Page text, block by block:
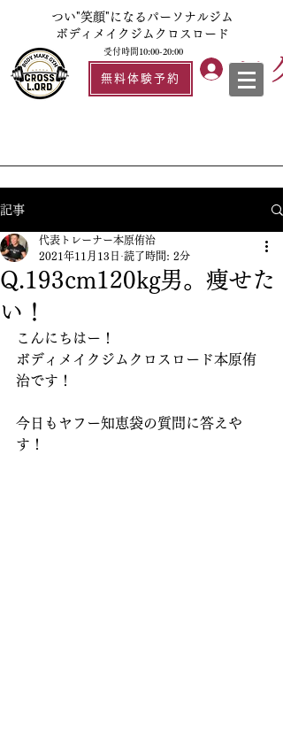
つい"笑顔"になるパーソナルジム
ボディメイクジムクロスロード
受付時間10:00-20:00
無料体験予約 ロ
記事
Q.193cm120kg男。痩せた
い！
代表トレーナー本原侑治
2021年11月13日 読了時間: 2分
こんにちはー！
ボディメイクジムクロスロード本原侑
治です！
今日もヤフー知恵袋の質問に答えや
す！